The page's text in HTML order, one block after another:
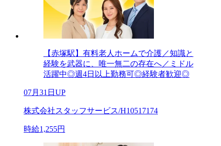
【赤塚駅】有料老人ホームで介護／知識と
経験を武器に、唯一無二の存在へ／ミドル
活躍中◎週4日以上勤務可◎経験者歓迎◎
07月31日UP
株式会社スタッフサービス/H10517174
時給1,255円